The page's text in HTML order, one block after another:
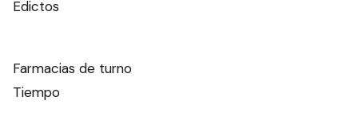
Edictos
Farmacias de turno
Tiempo